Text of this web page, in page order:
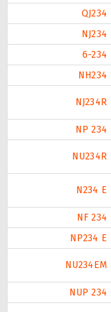
QJ234
NJ234
6-234
NH234
NJ234R
NP 234
NU234R
N234 E
NF 234
NP234 E
NU234EM
NUP 234